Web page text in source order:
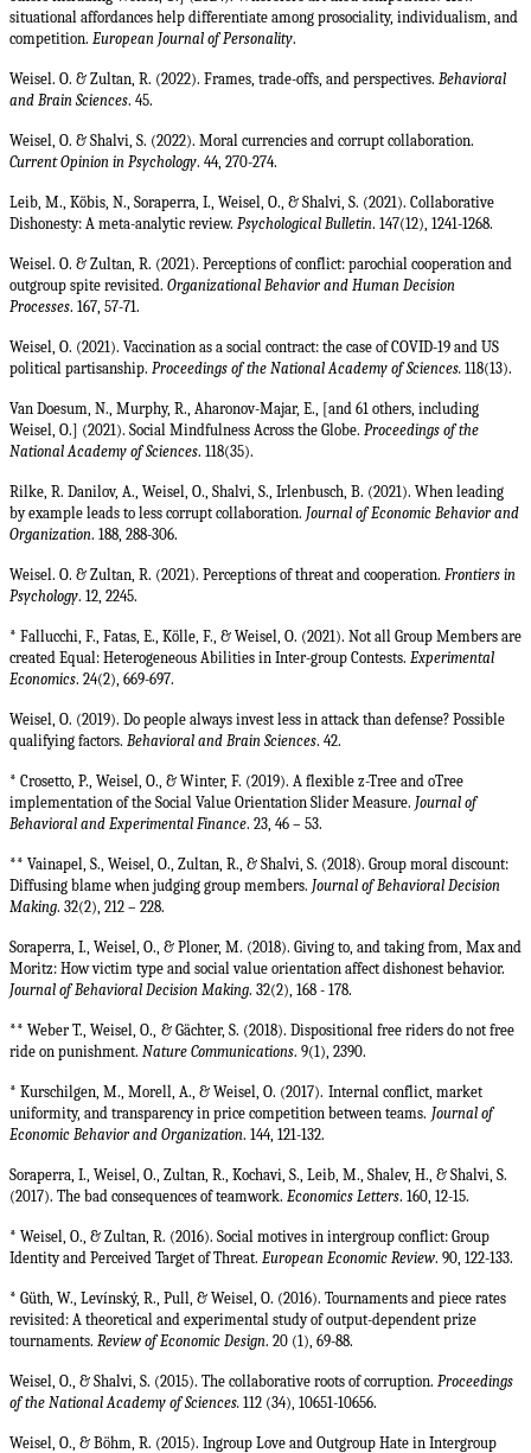
situational affordances help differentiate among prosociality, individualism, and
competition. European Journal of Personality.
Weisel. O. & Zultan, R. (2022). Frames, trade-offs, and perspectives. Behavioral
and Brain Sciences. 45.
Weisel, O. & Shalvi, S. (2022). Moral currencies and corrupt collaboration.
Current Opinion in Psychology. 44, 270-274.
Leib, M., Köbis, N., Soraperra, I., Weisel, O., & Shalvi, S. (2021). Collaborative
Dishonesty: A meta-analytic review. Psychological Bulletin. 147(12), 1241-1268.
Weisel. O. & Zultan, R. (2021). Perceptions of conflict: parochial cooperation and
outgroup spite revisited. Organizational Behavior and Human Decision
Processes. 167, 57-71.
Weisel, O. (2021). Vaccination as a social contract: the case of COVID-19 and US
political partisanship. Proceedings of the National Academy of Sciences. 118(13).
Van Doesum, N., Murphy, R., Aharonov-Majar, E., [and 61 others, including
Weisel, O.] (2021). Social Mindfulness Across the Globe. Proceedings of the
National Academy of Sciences. 118(35).
Rilke, R. Danilov, A., Weisel, O., Shalvi, S., Irlenbusch, B. (2021). When leading
by example leads to less corrupt collaboration. Journal of Economic Behavior and
Organization. 188, 288-306.
Weisel. O. & Zultan, R. (2021). Perceptions of threat and cooperation. Frontiers in
Psychology. 12, 2245.
* Fallucchi, F., Fatas, E., Kölle, F., & Weisel, O. (2021). Not all Group Members are
created Equal: Heterogeneous Abilities in Inter-group Contests. Experimental
Economics. 24(2), 669-697.
Weisel, O. (2019). Do people always invest less in attack than defense? Possible
qualifying factors. Behavioral and Brain Sciences. 42.
* Crosetto, P., Weisel, O., & Winter, F. (2019). A flexible z-Tree and oTree
implementation of the Social Value Orientation Slider Measure. Journal of
Behavioral and Experimental Finance. 23, 46 – 53.
** Vainapel, S., Weisel, O., Zultan, R., & Shalvi, S. (2018). Group moral discount:
Diffusing blame when judging group members. Journal of Behavioral Decision
Making. 32(2), 212 – 228.
Soraperra, I., Weisel, O., & Ploner, M. (2018). Giving to, and taking from, Max and
Moritz: How victim type and social value orientation affect dishonest behavior.
Journal of Behavioral Decision Making. 32(2), 168 - 178.
** Weber T., Weisel, O., & Gächter, S. (2018). Dispositional free riders do not free
ride on punishment. Nature Communications. 9(1), 2390.
* Kurschilgen, M., Morell, A., & Weisel, O. (2017). Internal conflict, market
uniformity, and transparency in price competition between teams. Journal of
Economic Behavior and Organization. 144, 121-132.
Soraperra, I., Weisel, O., Zultan, R., Kochavi, S., Leib, M., Shalev, H., & Shalvi, S.
(2017). The bad consequences of teamwork. Economics Letters. 160, 12-15.
* Weisel, O., & Zultan, R. (2016). Social motives in intergroup conflict: Group
Identity and Perceived Target of Threat. European Economic Review. 90, 122-133.
* Güth, W., Levínský, R., Pull, & Weisel, O. (2016). Tournaments and piece rates
revisited: A theoretical and experimental study of output-dependent prize
tournaments. Review of Economic Design. 20 (1), 69-88.
Weisel, O., & Shalvi, S. (2015). The collaborative roots of corruption. Proceedings
of the National Academy of Sciences. 112 (34), 10651-10656.
Weisel, O., & Böhm, R. (2015). Ingroup Love and Outgroup Hate in Intergroup